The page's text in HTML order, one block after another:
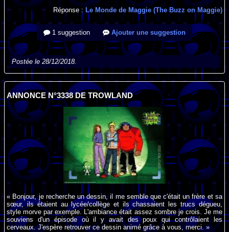
Réponse : Le Monde de Maggie (The Buzz on Maggie)
1 suggestion Ajouter une suggestion
Postée le 28/12/2018.
ANNONCE N°3338 DE TROWLAND
« Bonjour, je recherche un dessin, il me semble que c'était un frère et sa
sœur, ils étaient au lycée/collège et ils chassaient les trucs dégueu,
style morve par exemple. L'ambiance était assez sombre je crois. Je me
souviens d'un épisode où il y avait des poux qui contrôlaient les
cerveaux. J'espère retrouver ce dessin animé grâce à vous, merci. »